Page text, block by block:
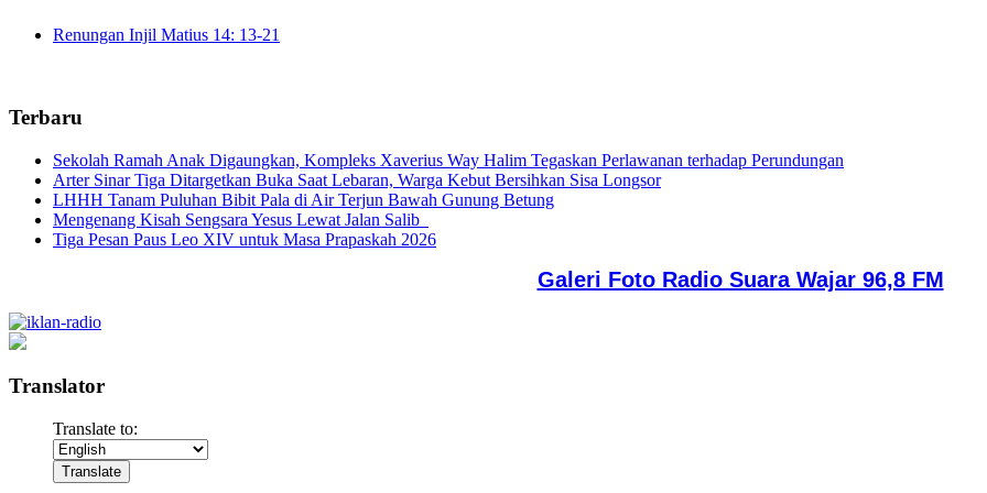
Renungan Injil Matius 14: 13-21
Terbaru
Sekolah Ramah Anak Digaungkan, Kompleks Xaverius Way Halim Tegaskan Perlawanan terhadap Perundungan
Arter Sinar Tiga Ditargetkan Buka Saat Lebaran, Warga Kebut Bersihkan Sisa Longsor
LHHH Tanam Puluhan Bibit Pala di Air Terjun Bawah Gunung Betung
Mengenang Kisah Sengsara Yesus Lewat Jalan Salib
Tiga Pesan Paus Leo XIV untuk Masa Prapaskah 2026
Galeri Foto Radio Suara Wajar 96,8 FM
Translator
Translate to: